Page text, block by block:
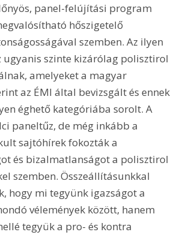
panel-felújítási program
hőszigetelő
szemben. Az ilyen
ugyanis szinte kizárólag polisztirol
amelyeket a magyar
az ÉMI által bevizsgált és ennek
éghető kategóriába sorolt. A
paneltűz, de még inkább a
sajtóhírek fokozták a
és bizalmatlanságot a polisztirol
szemben. Összeállításunkkal
hogy mi tegyünk igazságot a
vélemények között, hanem
tegyük a pro- és kontra